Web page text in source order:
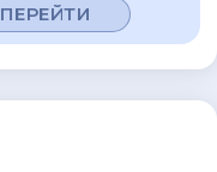
ПЕРЕЙТИ